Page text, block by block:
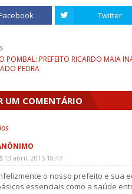
Twitter
POMBAL: PREFEITO RICARDO MAIA
PEDRA
UM COMENTÁRIO
13 abril, 2015 18:47
o nosso prefeito e sua
essenciais como a saúde